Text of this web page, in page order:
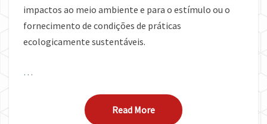
impactos ao meio ambiente e para o estímulo ou o
fornecimento de condições de práticas
ecologicamente sustentáveis.
…
Read MoreRead More